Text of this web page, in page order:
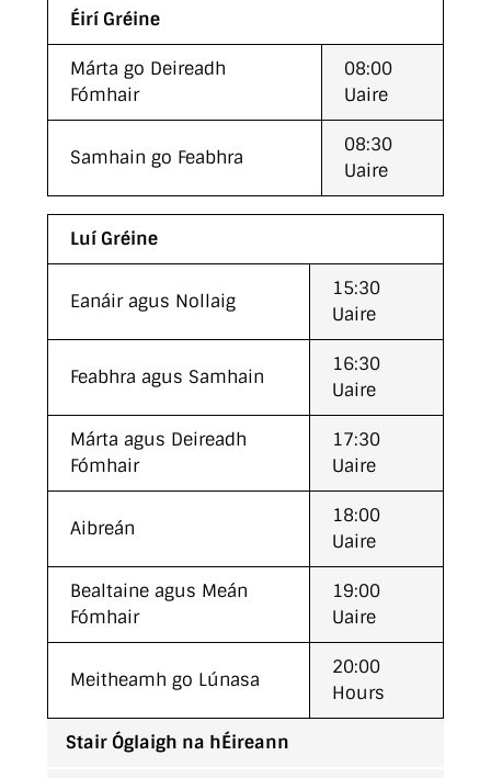
Éirí Gréine
Márta go Deireadh
Fómhair
08:00
Uaire
Samhain go Feabhra
08:30
Uaire
Luí Gréine
Eanáir agus Nollaig
15:30
Uaire
Feabhra agus Samhain
16:30
Uaire
Márta agus Deireadh
Fómhair
17:30
Uaire
Aibreán
18:00
Uaire
Bealtaine agus Meán
Fómhair
19:00
Uaire
Meitheamh go Lúnasa
20:00
Hours
Stair Óglaigh na hÉireann